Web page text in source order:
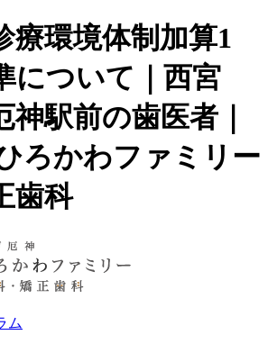
療環境体制加算1
について｜西宮
神駅前の歯医者｜
ろかわファミリー
歯科